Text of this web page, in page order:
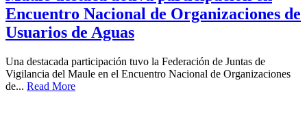
Encuentro Nacional de Organizaciones de
Usuarios de Aguas
Una destacada participación tuvo la Federación de Juntas de
Vigilancia del Maule en el Encuentro Nacional de Organizaciones
de... Read More